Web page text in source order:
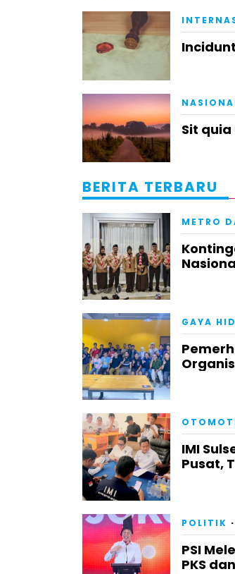
Sit
BERITA TERBARU
METRO
GAYA
IMI
Pusat,
POLITIK
PSI
PKS